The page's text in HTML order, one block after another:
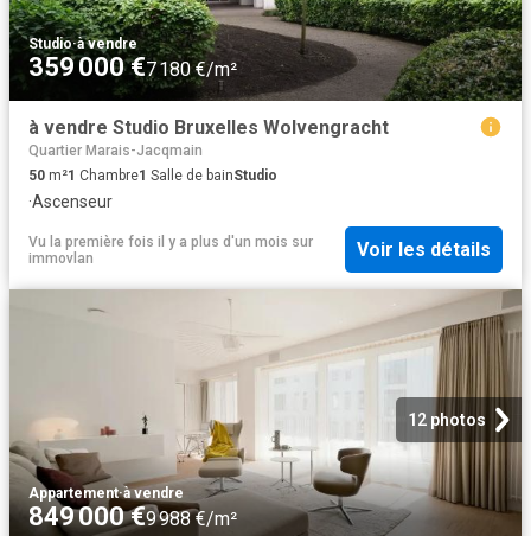
Studio·à vendre
359 000 €7 180 €/m²
à vendre Studio Bruxelles Wolvengracht
Quartier Marais-Jacqmain
50 m²1 Chambre1 Salle de bainStudio
·Ascenseur
Vu la première fois il y a plus d'un mois sur
immovlan
Voir les détails
12 photos
Appartement·à vendre
849 000 €9 988 €/m²